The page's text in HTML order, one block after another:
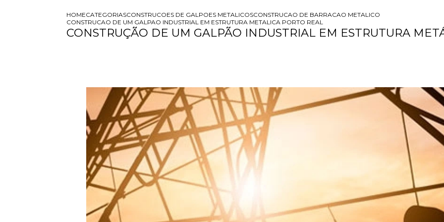
HOMECATEGORIASCONSTRUCOES DE GALPOES METALICOSCONSTRUCAO DE BARRACAO METALICO
CONSTRUCAO DE UM GALPAO INDUSTRIAL EM ESTRUTURA METALICA PORTO REAL
CONSTRUÇÃO DE UM GALPÃO INDUSTRIAL EM ESTRUTURA